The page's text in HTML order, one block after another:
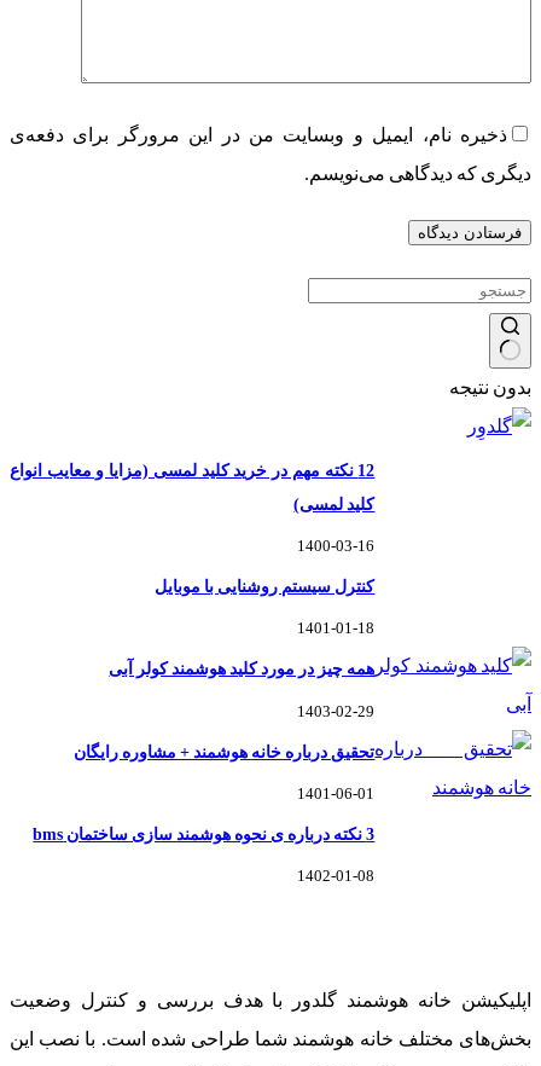
ذخیره نام، ایمیل و وبسایت من در این مرورگر برای دفعه‌ی
دیگری که دیدگاهی می‌نویسم.
فرستادن دیدگاه
بدون نتیجه
12 نکته مهم در خرید کلید لمسی (مزایا و معایب انواع
کلید لمسی)
1400-03-16
کنترل سیستم روشنایی با موبایل
1401-01-18
همه چیز در مورد کلید هوشمند کولر آبی
1403-02-29
تحقیق درباره خانه هوشمند + مشاوره رایگان
1401-06-01
3 نکته درباره ی نحوه هوشمند سازی ساختمان bms
1402-01-08
اپلیکیشن خانه هوشمند گلدور با هدف بررسی و کنترل وضعیت
بخش‌های مختلف خانه هوشمند شما طراحی شده است. با نصب این